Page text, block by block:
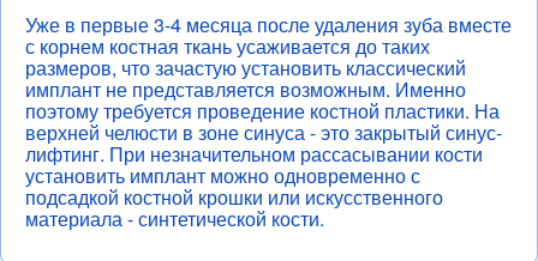
Уже в первые 3-4 месяца после удаления зуба вместе
с корнем костная ткань усаживается до таких
размеров, что зачастую установить классический
имплант не представляется возможным. Именно
поэтому требуется проведение костной пластики. На
верхней челюсти в зоне синуса - это закрытый синус-
лифтинг. При незначительном рассасывании кости
установить имплант можно одновременно с
подсадкой костной крошки или искусственного
материала - синтетической кости.